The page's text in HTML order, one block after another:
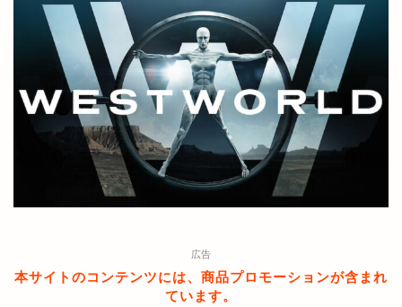
広告
本サイトのコンテンツには、商品プロモーションが含まれ
ています。